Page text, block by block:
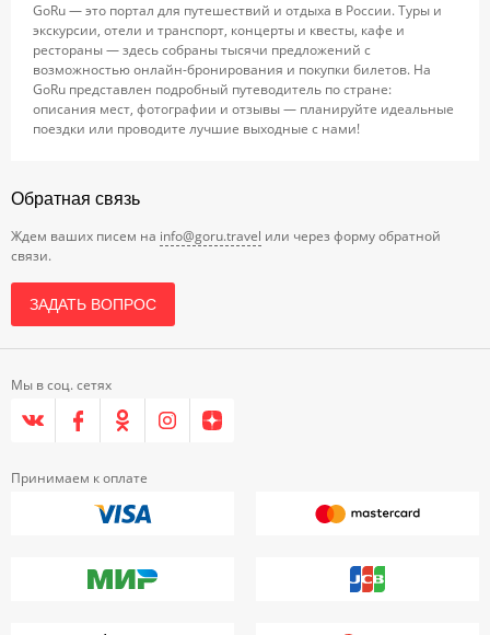
GoRu — это портал для путешествий и отдыха в России. Туры и
экскурсии, отели и транспорт, концерты и квесты, кафе и
рестораны — здесь собраны тысячи предложений с
возможностью онлайн-бронирования и покупки билетов. На
GoRu представлен подробный путеводитель по стране:
описания мест, фотографии и отзывы — планируйте идеальные
поездки или проводите лучшие выходные с нами!
Обратная связь
Ждем ваших писем на info@goru.travel или через форму обратной
связи.
ЗАДАТЬ ВОПРОС
Мы в соц. сетях
Принимаем к оплате